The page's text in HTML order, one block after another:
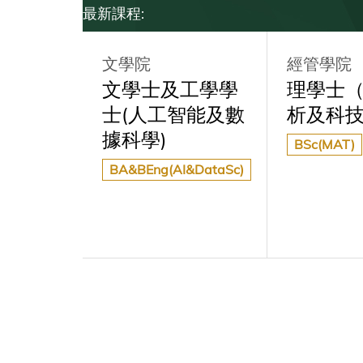
最新課程:
文學院
文學士及工學學
士(人工智能及數
據科學)
BA&BEng(AI&DataSc)
經管學院
理學士
析及科
BSc(MAT)